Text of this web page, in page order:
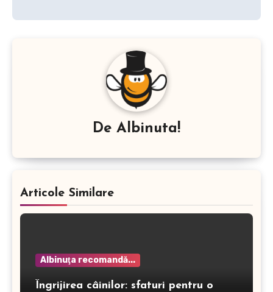
De Albinuta!
Articole Similare
Albinuţa recomandă...
Îngrijirea câinilor: sfaturi pentru o